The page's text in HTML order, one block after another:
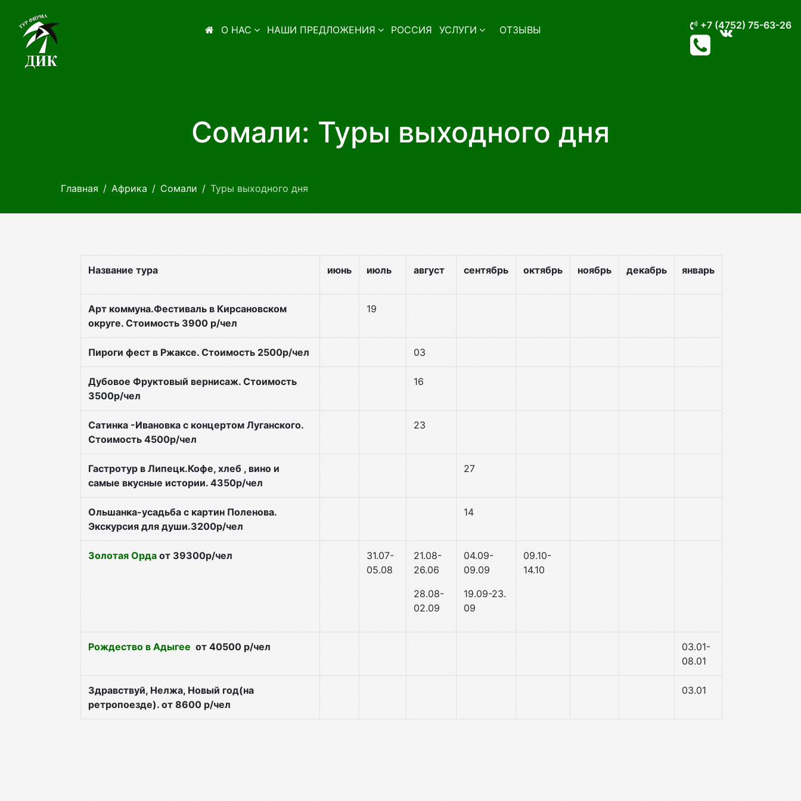
О НАС НАШИ ПРЕДЛОЖЕНИЯ РОССИЯ УСЛУГИ ОТЗЫВЫ +7 (4752) 75-63-26
Сомали: Туры выходного дня
Главная Африка Сомали Туры выходного дня
Название тура июнь июль август сентябрь октябрь ноябрь декабрь январь
Арт коммуна.Фестиваль в Кирсановском
округе. Стоимость 3900 р/чел
19
Пироги фест в Ржаксе. Стоимость 2500р/чел 03
Дубовое Фруктовый вернисаж. Стоимость
3500р/чел
16
Сатинка -Ивановка с концертом Луганского.
Стоимость 4500р/чел
23
Гастротур в Липецк.Кофе, хлеб , вино и
самые вкусные истории. 4350р/чел
27
Ольшанка-усадьба с картин Поленова.
Экскурсия для души.3200р/чел
14
Золотая Орда от 39300р/чел
31.07-
05.08
21.08-
26.06
28.08-
02.09
04.09-
09.09
19.09-23.
09
09.10-
14.10
Рождество в Адыгее от 40500 р/чел
03.01-
08.01
Здравствуй, Нелжа, Новый год(на
ретропоезде). от 8600 р/чел
03.01